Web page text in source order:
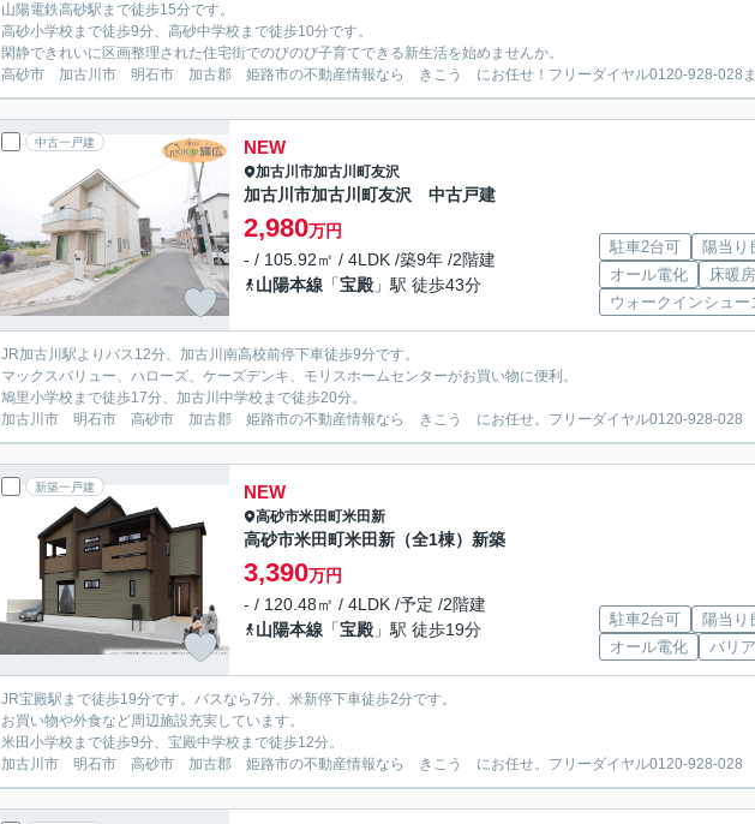
山陽電鉄高砂駅まで徒歩15分です。
高砂小学校まで徒歩9分、高砂中学校まで徒歩10分です。
閑静できれいに区画整理された住宅街でのびのび子育てできる新生活を始めませんか。
高砂市 加古川市 明石市 加古郡 姫路市の不動産情報なら きこう にお任せ！フリーダイヤル0120-928-028ま
中古一戸建 NEW
加古川市加古川町友沢
加古川市加古川町友沢 中古戸建
2,980万円
- / 105.92㎡ / 4LDK /築9年 /2階建
山陽本線 「宝殿 」駅 徒歩43分
駐車2台可 陽当り
オール電化
床暖房
ウォークインシュー
JR加古川駅よりバス12分、加古川南高校前停下車徒歩9分です。
マックスバリュー、ハローズ、ケーズデンキ、モリスホームセンターがお買い物に便利。
鳩里小学校まで徒歩17分、加古川中学校まで徒歩20分。
加古川市 明石市 高砂市 加古郡 姫路市の不動産情報なら きこう にお任せ。フリーダイヤル0120-928-028
新築一戸建 NEW
高砂市米田町米田新
高砂市米田町米田新（全1棟）新築
3,390万円
- / 120.48㎡ / 4LDK /予定 /2階建
山陽本線 「宝殿 」駅 徒歩19分
駐車2台可 陽当り
オール電化
バリ
JR宝殿駅まで徒歩19分です。バスなら7分、米新停下車徒歩2分です。
お買い物や外食など周辺施設充実しています。
米田小学校まで徒歩9分、宝殿中学校まで徒歩12分。
加古川市 明石市 高砂市 加古郡 姫路市の不動産情報なら きこう にお任せ。フリーダイヤル0120-928-028